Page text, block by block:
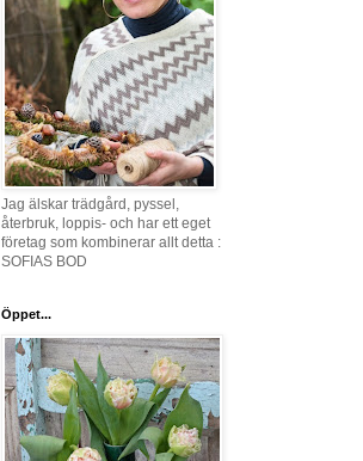
Jag älskar trädgård, pyssel,
återbruk, loppis- och har ett eget
företag som kombinerar allt detta :
SOFIAS BOD
Öppet...